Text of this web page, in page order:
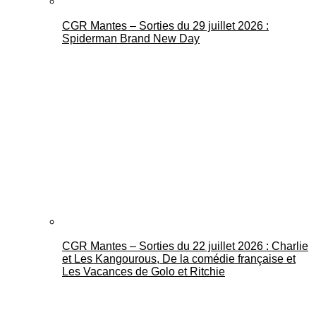
CGR Mantes – Sorties du 29 juillet 2026 :
Spiderman Brand New Day
CGR Mantes – Sorties du 22 juillet 2026 : Charlie
et Les Kangourous, De la comédie française et
Les Vacances de Golo et Ritchie